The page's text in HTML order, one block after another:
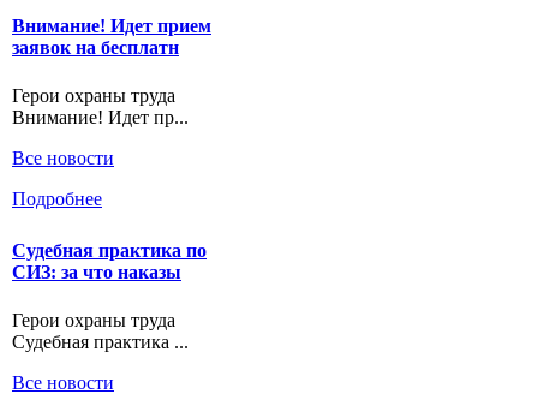
Внимание! Идет прием
заявок на бесплатн
Герои охраны труда
Внимание! Идет пр...
Все новости
Подробнее
Судебная практика по
СИЗ: за что наказы
Герои охраны труда
Судебная практика ...
Все новости